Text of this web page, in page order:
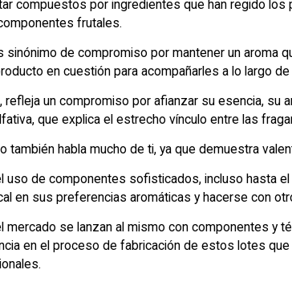
compuestos por ingredientes que han regido
frutales.
de compromiso por mantener un aroma
en cuestión para acompañarles a lo largo de
un compromiso por afianzar su esencia, su
que explica el estrecho vínculo entre las
también habla mucho de ti, ya que demuestra
uso de componentes sofisticados, incluso hasta
en sus preferencias aromáticas y hacerse con
se lanzan al mismo con componentes y
en el proceso de fabricación de estos lotes